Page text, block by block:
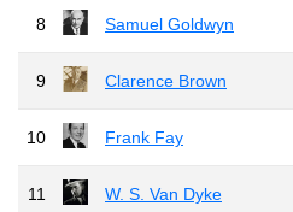
8 Samuel Goldwyn
9 Clarence Brown
10 Frank Fay
11 W. S. Van Dyke